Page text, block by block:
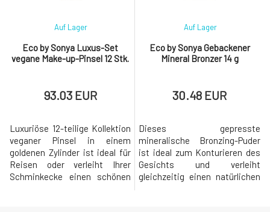
Eco by Sonya Luxus-Set
vegane Make-up-Pinsel 12 Stk.
Auf Lager
93.03 EUR
Luxuriöse 12-teilige Kollektion
veganer Pinsel in einem
goldenen Zylinder ist ideal für
Reisen oder verleiht Ihrer
Schminkecke einen schönen
Eco by Sonya Gebackener
Mineral Bronzer 14 g
Auf Lager
30.48 EUR
Dieses gepresste
mineralische Bronzing-Puder
ist ideal zum Konturieren des
Gesichts und verleiht
gleichzeitig einen natürlichen